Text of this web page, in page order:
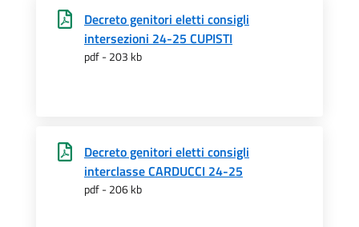
Decreto genitori eletti consigli
intersezioni 24-25 CUPISTI
pdf - 203 kb
Decreto genitori eletti consigli
interclasse CARDUCCI 24-25
pdf - 206 kb